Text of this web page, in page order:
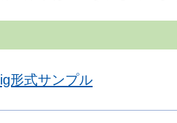
形式サンプル